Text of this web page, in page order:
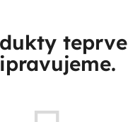
teprve